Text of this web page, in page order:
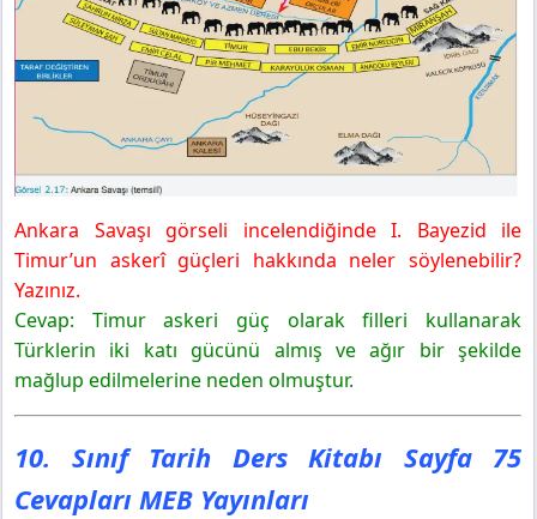
Ankara Savaşı görseli incelendiğinde I. Bayezid ile
Timur’un askerî güçleri hakkında neler söylenebilir?
Yazınız.
Cevap: Timur askeri güç olarak filleri kullanarak
Türklerin iki katı gücünü almış ve ağır bir şekilde
mağlup edilmelerine neden olmuştur.
10. Sınıf Tarih Ders Kitabı Sayfa 75
Cevapları MEB Yayınları